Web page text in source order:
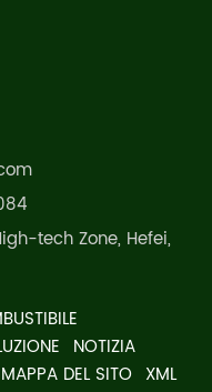
tech Zone, Hefei,
NOTIZIA
MAPPA DEL SITO XML